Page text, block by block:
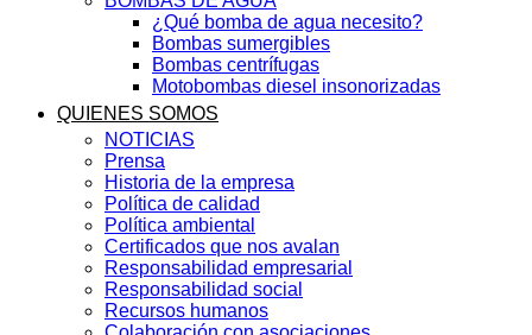
¿Qué bomba de agua necesito?
Bombas sumergibles
Bombas centrífugas
Motobombas diesel insonorizadas
QUIENES SOMOS
NOTICIAS
Prensa
Historia de la empresa
Política de calidad
Política ambiental
Certificados que nos avalan
Responsabilidad empresarial
Responsabilidad social
Recursos humanos